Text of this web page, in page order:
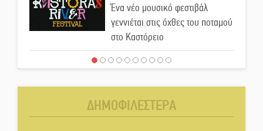
Ένα νέο μουσικό φεστιβάλ
γεννιέται στις όχθες του ποταμού
στο Καστόρειο
Τα ζάρια παίρνουν «φωτιά» στην
Αυθεντικό γλέντι με «Γιορτή
ΔΗΜΟΦΙΛΕΣΤΕΡΑ